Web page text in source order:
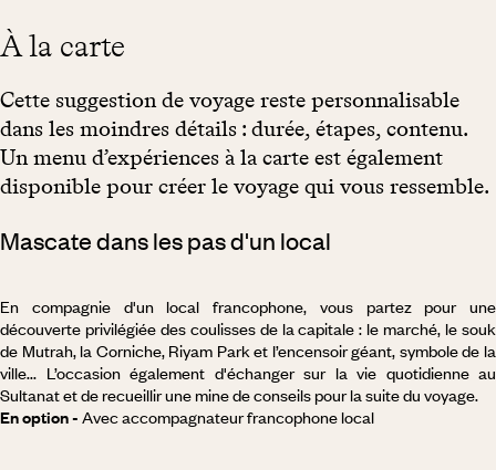
À la carte
Cette suggestion de voyage reste personnalisable
dans les moindres détails : durée, étapes, contenu.
Un menu d’expériences à la carte est également
disponible pour créer le voyage qui vous ressemble.
Mascate dans les pas d'un local
En compagnie d'un local francophone, vous partez pour une
découverte privilégiée des coulisses de la capitale : le marché, le souk
de Mutrah, la Corniche, Riyam Park et l’encensoir géant, symbole de la
ville... L’occasion également d'échanger sur la vie quotidienne au
Sultanat et de recueillir une mine de conseils pour la suite du voyage.
En option - Avec accompagnateur francophone local